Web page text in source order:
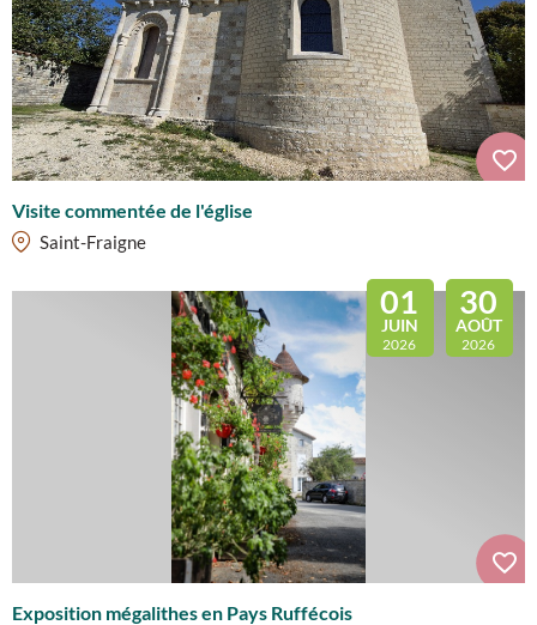
Visite commentée de l'église
Saint-Fraigne
01
JUIN
2026
30
AOÛT
2026
Exposition mégalithes en Pays Ruffécois